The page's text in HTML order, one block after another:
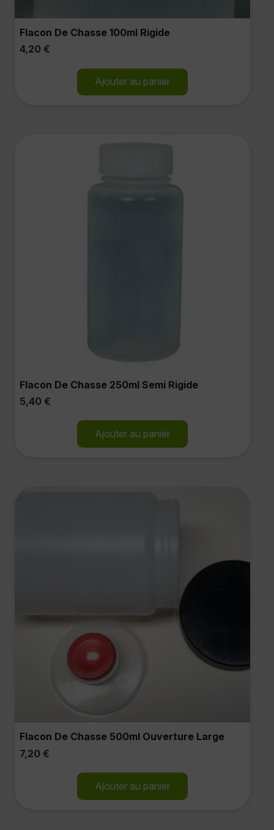
Flacon De Chasse 100ml Rigide
4,20 €
Ajouter au panier
Flacon De Chasse 250ml Semi Rigide
5,40 €
Ajouter au panier
Flacon De Chasse 500ml Ouverture Large
7,20 €
Ajouter au panier